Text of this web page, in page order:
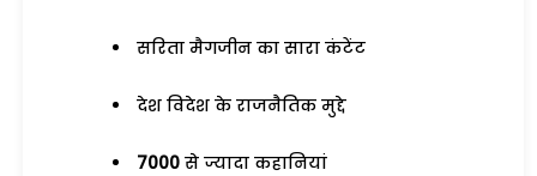
सरिता मैगजीन का सारा कंटेंट
देश विदेश के राजनैतिक मुद्दे
7000 से ज्यादा कहानियां